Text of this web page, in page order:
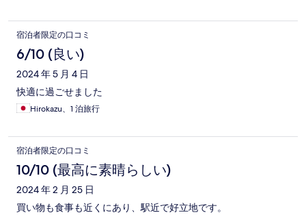
宿泊者限定の口コミ
6/10 (良い)
2024 年 5 月 4 日
快適に過ごせました
Hirokazu、1 泊旅行
宿泊者限定の口コミ
10/10 (最高に素晴らしい)
2024 年 2 月 25 日
買い物も食事も近くにあり、駅近で好立地です。